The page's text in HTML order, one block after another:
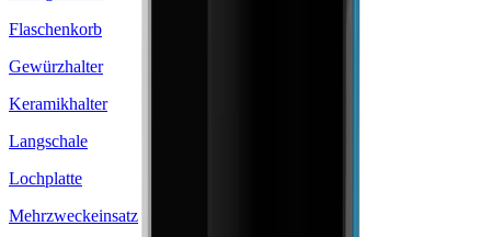
Flaschenkorb
Gewürzhalter
Keramikhalter
Langschale
Lochplatte
Mehrzweckeinsatz